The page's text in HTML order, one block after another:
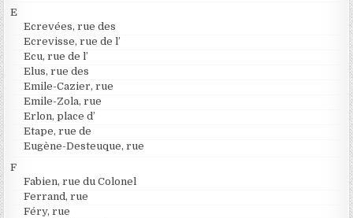
E
Ecrevées, rue des
Ecrevisse, rue de l’
Ecu, rue de l’
Elus, rue des
Emile-Cazier, rue
Emile-Zola, rue
Erlon, place d’
Etape, rue de
Eugène-Desteuque, rue
F
Fabien, rue du Colonel
Ferrand, rue
Féry, rue